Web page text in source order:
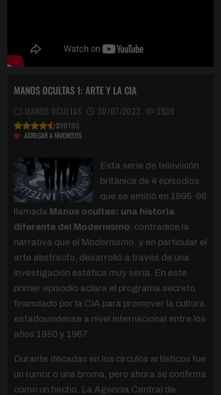
MANOS OCULTAS 1: ARTE Y LA CIA
MANOS OCULTAS 30/07/2023 2839
3VOTOS
AGREGAR A FAVORITOS
Esta serie de televisión
británica de 4 episodios
que se emitió en 1995-96
llamada Manos ocultas: una historia
diferente del Modernismo , contradice la
narrativa que el Modernismo, y en particular el
arte abstracto, desarrolló a través de una
investigación estética muy seria. En este
primer episodio aclara el programa secreto
financiado por la CIA para promover la cultura
estadounidense a nivel internacional entre los
años 1950 y 1967.
Durante décadas en los círculos artísticos fue
un rumor o una broma, pero ahora se confirma
como un hecho. La Agencia Central de